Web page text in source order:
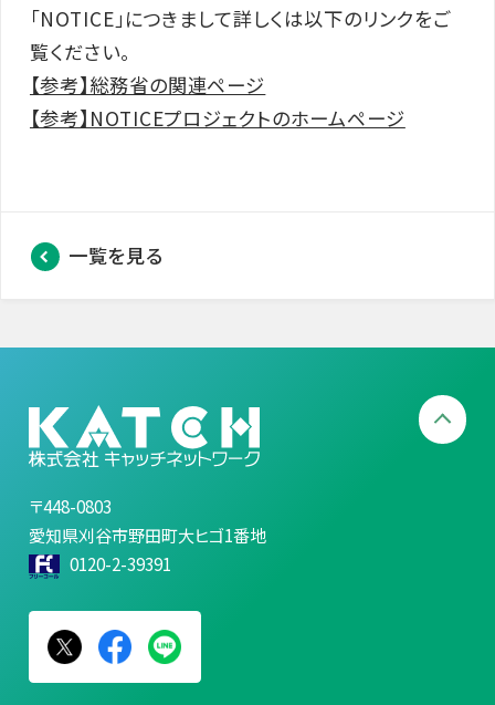
「NOTICE」につきまして詳しくは以下のリンクをご
覧ください。
【参考】総務省の関連ページ
【参考】NOTICEプロジェクトのホームページ
一覧を見る
〒448-0803
愛知県刈谷市野田町大ヒゴ1番地
0120-2-39391